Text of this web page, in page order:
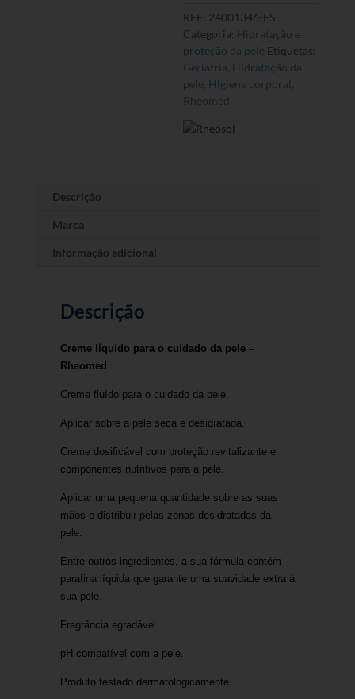
REF: 24001346-ES
Categoria: Hidratação e
proteção da pele Etiquetas:
Geriatria, Hidratação da
pele, Higiene corporal,
Rheomed
Descrição
Marca
Informação adicional
Descrição
Creme líquido para o cuidado da pele –
Rheomed
Creme fluído para o cuidado da pele.
Aplicar sobre a pele seca e desidratada.
Creme dosificável com proteção revitalizante e
componentes nutritivos para a pele.
Aplicar uma pequena quantidade sobre as suas
mãos e distribuir pelas zonas desidratadas da
pele.
Entre outros ingredientes, a sua fórmula contém
parafina líquida que garante uma suavidade extra à
sua pele.
Fragrância agradável.
pH compatível com a pele.
Produto testado dermatologicamente.